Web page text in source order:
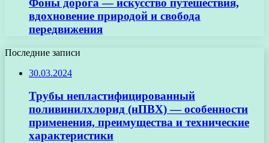
Фоны дорога — искусство путешествия,
вдохновение природой и свобода
передвижения
Последние записи
30.03.2024
Трубы непластифицированный
поливинилхлорид (нПВХ) — особенности
применения, преимущества и технические
характеристики